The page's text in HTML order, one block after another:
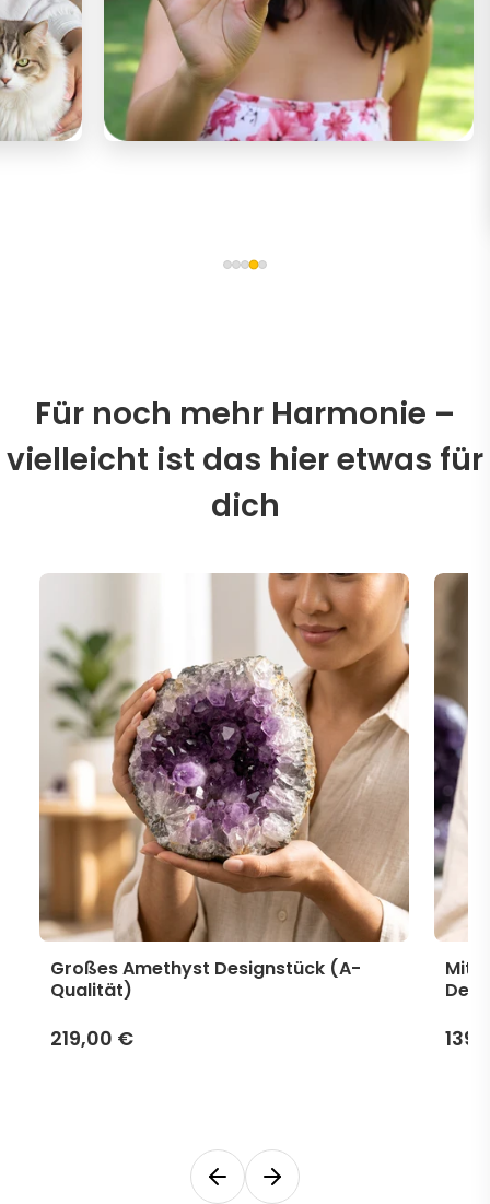
Für noch mehr Harmonie –
vielleicht ist das hier etwas für
dich
Großes Amethyst Designstück (A-
Qualität)
219,00 €